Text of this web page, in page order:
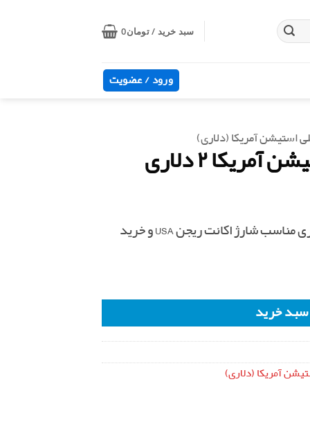
سبد خرید /تومان0
ورود / عضویت
استیشن آمریکا (دلاری)
۲ دلاری
خرید گیفت کارت پلی استیشن آمریکا ۲ دلاری مناسب شارژ اکانت ریجن USA و خرید
سبد خرید
آمریکا (دلاری)